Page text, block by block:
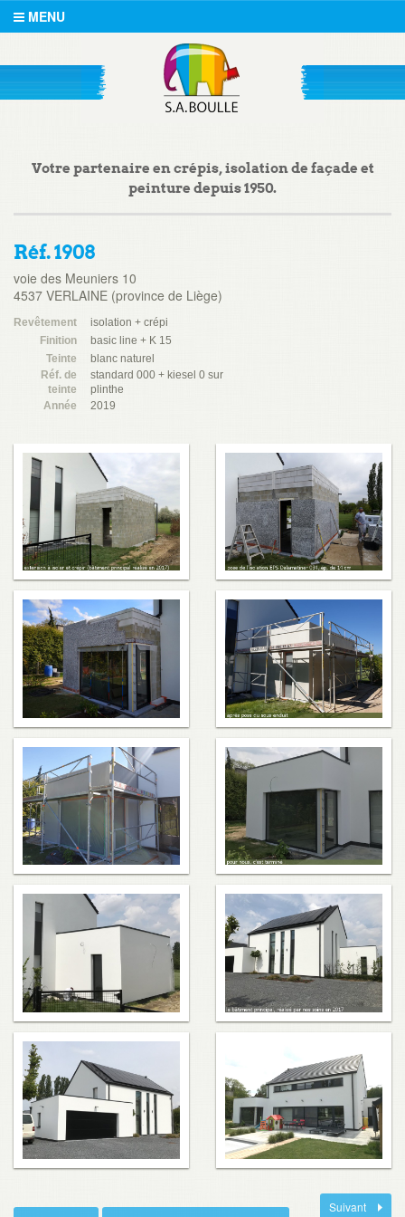
MENU
Votre partenaire en crépis, isolation de façade et
peinture depuis 1950.
Réf. 1908
voie des Meuniers 10
4537 VERLAINE (province de Liège)
Revêtement
isolation + crépi
Finition
basic line + K 15
Teinte
blanc naturel
Réf. de
teinte
standard 000 + kiesel 0 sur
plinthe
Année
2019
Suivant